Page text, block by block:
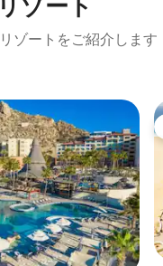
ゾート
ゾートをご紹介します